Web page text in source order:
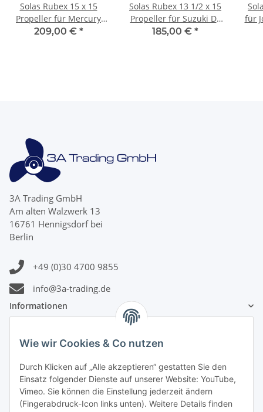
Wie wir Cookies & Co nutzen
Durch Klicken auf „Alle akzeptieren“ gestatten Sie den
Einsatz folgender Dienste auf unserer Website: YouTube,
Vimeo. Sie können die Einstellung jederzeit ändern
(Fingerabdruck-Icon links unten). Weitere Details finden
Solas Rubex 15 x 15
Propeller für Mercury
135 150 175 200 225 250
209,00 € *
Solas Rubex 13 1/2 x 15
Propeller für Suzuki DF
90 100 115 PS 3 Blatt 15
185,00 € *
für
3A Trading GmbH
Am alten Walzwerk 13
16761 Hennigsdorf bei
Berlin
+49 (0)30 4700 9855
info@3a-trading.de
Informationen
Gesetzliche Informationen
Zahlungsinformationen